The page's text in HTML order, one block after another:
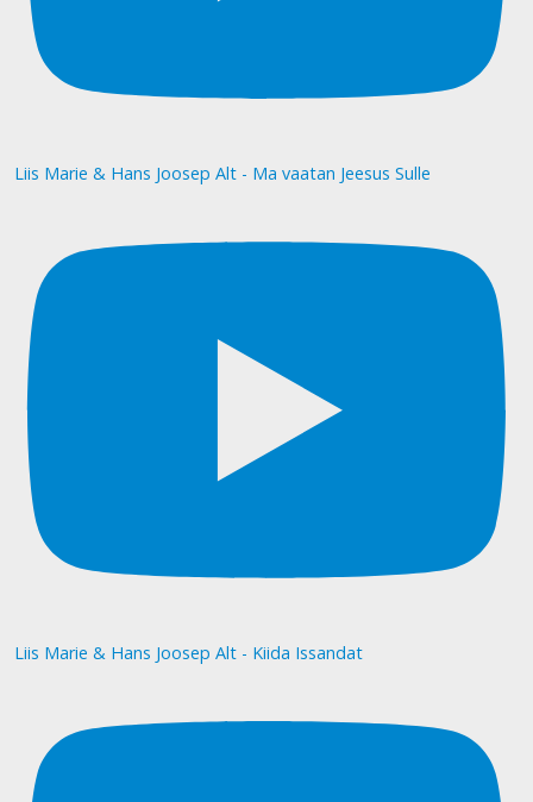
Liis Marie & Hans Joosep Alt - Ma vaatan Jeesus Sulle
Liis Marie & Hans Joosep Alt - Kiida Issandat